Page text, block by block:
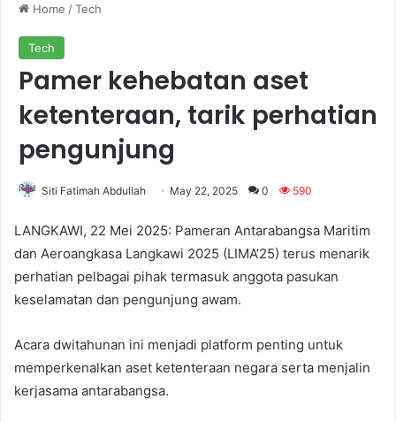
Home /Tech
Tech
Pamer kehebatan aset
ketenteraan, tarik perhatian
pengunjung
Siti Fatimah Abdullah May 22, 2025 0 590
LANGKAWI, 22 Mei 2025: Pameran Antarabangsa Maritim
dan Aeroangkasa Langkawi 2025 (LIMA’25) terus menarik
perhatian pelbagai pihak termasuk anggota pasukan
keselamatan dan pengunjung awam.
Acara dwitahunan ini menjadi platform penting untuk
memperkenalkan aset ketenteraan negara serta menjalin
kerjasama antarabangsa.